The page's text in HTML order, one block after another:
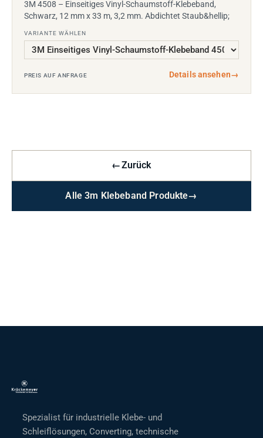
3M 4508 – Einseitiges Vinyl-Schaumstoff-Klebeband,
Schwarz, 12 mm x 33 m, 3,2 mm. Abdichtet Staub&hellip;
VARIANTE WÄHLEN
PREIS AUF ANFRAGE Details ansehen→
←Zurück
Alle 3m Klebeband Produkte→
Spezialist für industrielle Klebe- und
Schleiflösungen, Converting, technische